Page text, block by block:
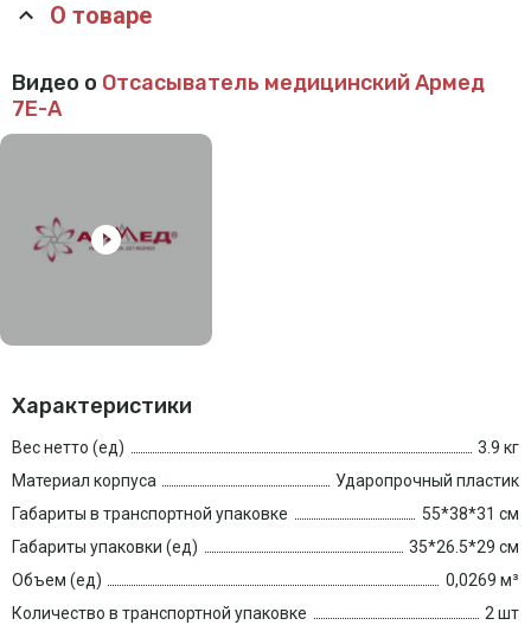
О товаре
Видео о Отсасыватель медицинский Армед
7Е-А
Характеристики
Вес нетто (ед)
3.9 кг
Материал корпуса
Ударопрочный пластик
Габариты в транспортной упаковке
55*38*31 см
Габариты упаковки (ед)
35*26.5*29 см
Объем (ед)
0,0269 м³
Количество в транспортной упаковке
2 шт